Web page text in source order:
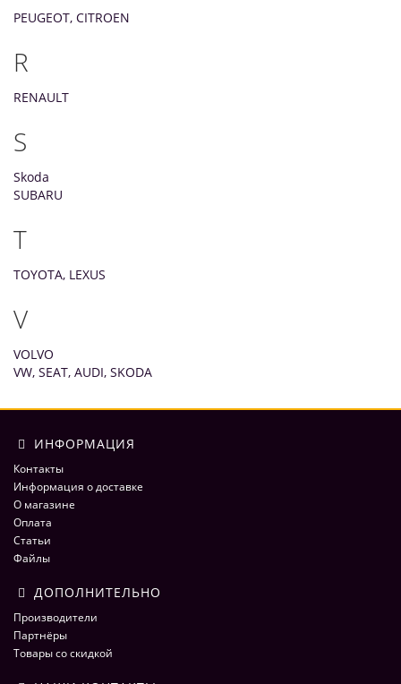
PEUGEOT, CITROEN
R
RENAULT
S
Skoda
SUBARU
T
TOYOTA, LEXUS
V
VOLVO
VW, SEAT, AUDI, SKODA
ИНФОРМАЦИЯ
Контакты
Информация о доставке
О магазине
Оплата
Статьи
Файлы
ДОПОЛНИТЕЛЬНО
Производители
Партнёры
Товары со скидкой